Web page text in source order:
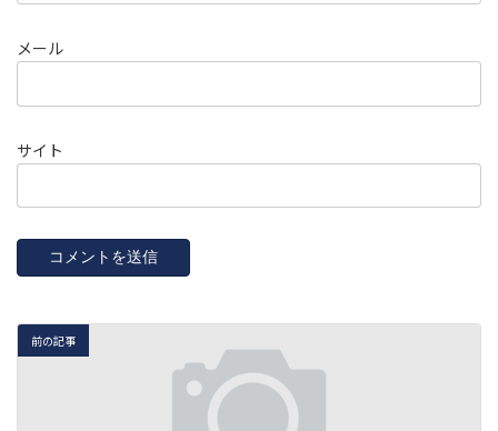
メール
サイト
前の記事